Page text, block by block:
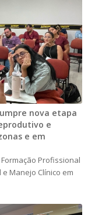
nova etapa
e
e em
Profissional
Manejo Clínico em